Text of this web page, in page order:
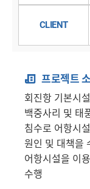
CLIENT
프로젝트
회진항 기본시
백중사리 및 태
침수로 어항시
원인 및 대책을
어항시설을 이
수행